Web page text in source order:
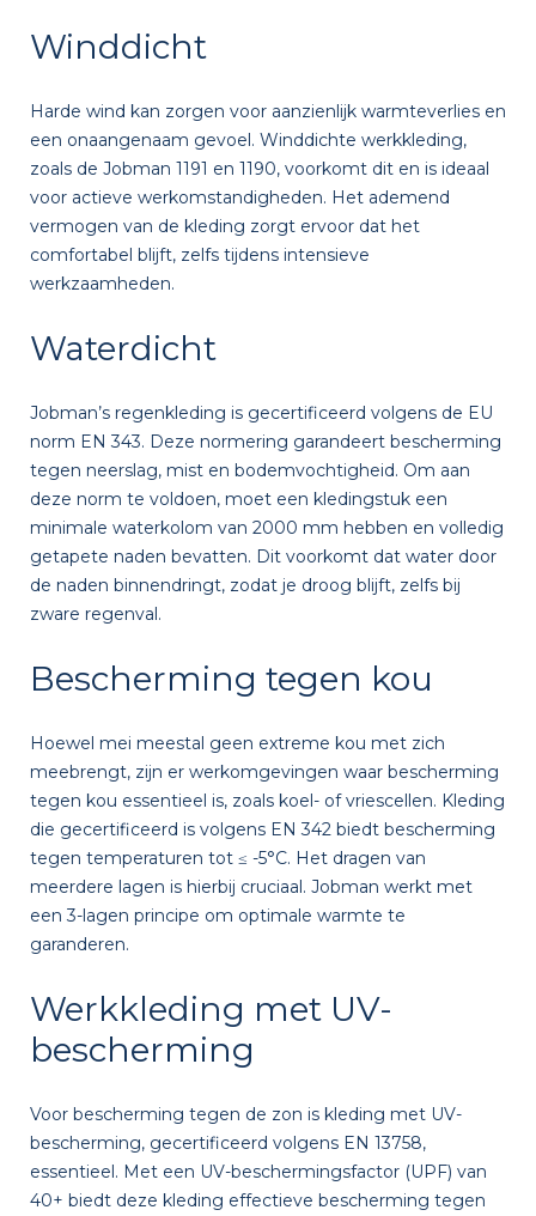
Winddicht
Harde wind kan zorgen voor aanzienlijk warmteverlies en
een onaangenaam gevoel. Winddichte werkkleding,
zoals de Jobman 1191 en 1190, voorkomt dit en is ideaal
voor actieve werkomstandigheden. Het ademend
vermogen van de kleding zorgt ervoor dat het
comfortabel blijft, zelfs tijdens intensieve
werkzaamheden.
Waterdicht
Jobman’s regenkleding is gecertificeerd volgens de EU
norm EN 343. Deze normering garandeert bescherming
tegen neerslag, mist en bodemvochtigheid. Om aan
deze norm te voldoen, moet een kledingstuk een
minimale waterkolom van 2000 mm hebben en volledig
getapete naden bevatten. Dit voorkomt dat water door
de naden binnendringt, zodat je droog blijft, zelfs bij
zware regenval.
Bescherming tegen kou
Hoewel mei meestal geen extreme kou met zich
meebrengt, zijn er werkomgevingen waar bescherming
tegen kou essentieel is, zoals koel- of vriescellen. Kleding
die gecertificeerd is volgens EN 342 biedt bescherming
tegen temperaturen tot ≤ -5°C. Het dragen van
meerdere lagen is hierbij cruciaal. Jobman werkt met
een 3-lagen principe om optimale warmte te
garanderen.
Werkkleding met UV-
bescherming
Voor bescherming tegen de zon is kleding met UV-
bescherming, gecertificeerd volgens EN 13758,
essentieel. Met een UV-beschermingsfactor (UPF) van
40+ biedt deze kleding effectieve bescherming tegen